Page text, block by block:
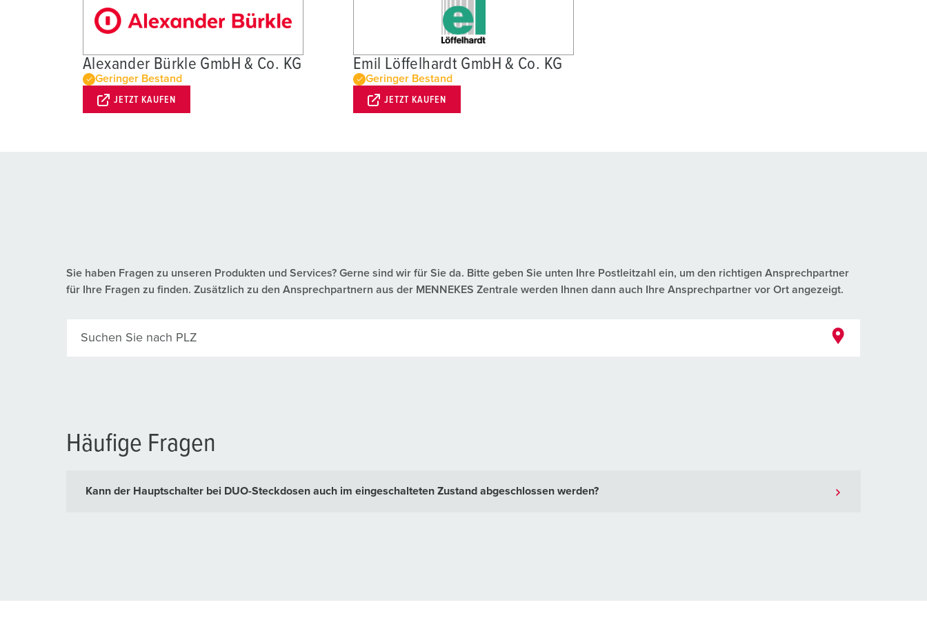
Alexander Bürkle GmbH & Co. KG
Geringer Bestand
JETZT KAUFEN
Emil Löffelhardt GmbH & Co. KG
Geringer Bestand
JETZT KAUFEN
Sie haben Fragen zu unseren Produkten und Services? Gerne sind wir für Sie da. Bitte geben Sie unten Ihre Postleitzahl ein, um den richtigen Ansprechpartner
für Ihre Fragen zu finden. Zusätzlich zu den Ansprechpartnern aus der MENNEKES Zentrale werden Ihnen dann auch Ihre Ansprechpartner vor Ort angezeigt.
Suchen Sie nach PLZ
Häufige Fragen
Kann der Hauptschalter bei DUO-Steckdosen auch im eingeschalteten Zustand abgeschlossen werden?